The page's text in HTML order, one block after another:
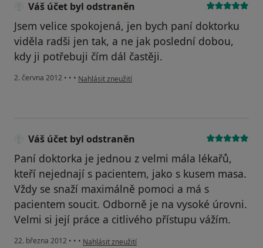
Váš účet byl odstraněn
Jsem velice spokojená, jen bych paní doktorku
viděla radši jen tak, a ne jak poslední dobou,
kdy ji potřebuji čím dál častěji.
2. června 2012 • • • podle názoru uživatele Váš účet byl odstraněn
Nahlásit zneužití
Váš účet byl odstraněn
Paní doktorka je jednou z velmi mála lékařů,
kteří nejednají s pacientem, jako s kusem masa.
Vždy se snaží maximálně pomoci a má s
pacientem soucit. Odborně je na vysoké úrovni.
Velmi si její práce a citlivého přístupu vážím.
22. března 2012 • • • podle názoru uživatele Váš účet byl odstraněn
Nahlásit zneužití